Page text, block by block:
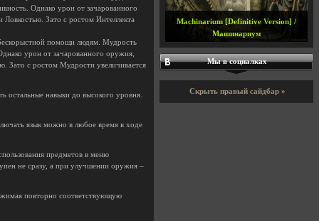
Однако урон от зачарованного
Зато с ростом Интеллекта
помощи людям. Мудрость
урон от зачарованного оружия,
Зато с ростом Мудрости увеличивается
остальные навыки до высокого уровня.
язык можно в любое время в ходе
предметов в меню
не сразу, а при улучшении оружия –
повторно соответствующую
Machinarium [Definitive Version] /
Машинариум
Мы в социалках
Скрыть правый сайдбар »